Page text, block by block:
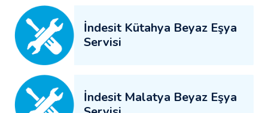
İndesit Kütahya Beyaz Eşya
Servisi
İndesit Malatya Beyaz Eşya